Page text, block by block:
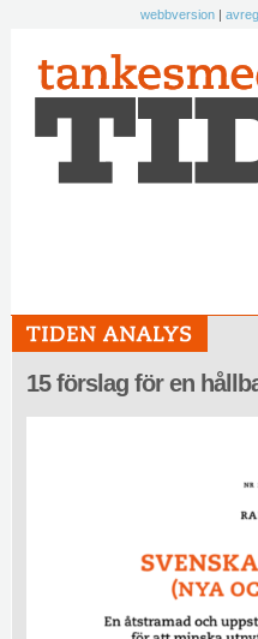
webbversion |
15 förslag för en